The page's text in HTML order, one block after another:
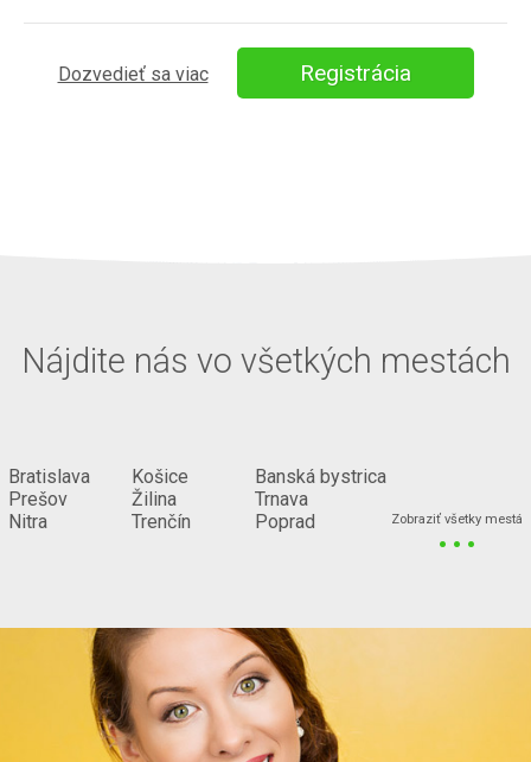
Dozvedieť sa viac Registrácia
Nájdite nás vo všetkých mestách
Bratislava
Prešov
Nitra
Košice
Žilina
Trenčín
Banská bystrica
Trnava
Poprad
Zobraziť všetky mestá
...